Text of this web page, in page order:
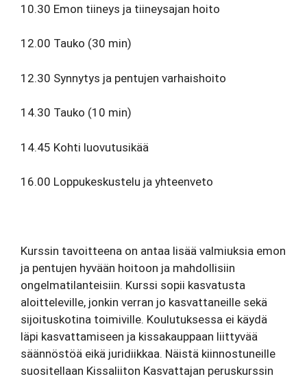
10.30 Emon tiineys ja tiineysajan hoito
12.00 Tauko (30 min)
12.30 Synnytys ja pentujen varhaishoito
14.30 Tauko (10 min)
14.45 Kohti luovutusikää
16.00 Loppukeskustelu ja yhteenveto
Kurssin tavoitteena on antaa lisää valmiuksia emon
ja pentujen hyvään hoitoon ja mahdollisiin
ongelmatilanteisiin. Kurssi sopii kasvatusta
aloitteleville, jonkin verran jo kasvattaneille sekä
sijoituskotina toimiville. Koulutuksessa ei käydä
läpi kasvattamiseen ja kissakauppaan liittyvää
säännöstöä eikä juridiikkaa. Näistä kiinnostuneille
suositellaan Kissaliiton Kasvattajan peruskurssin